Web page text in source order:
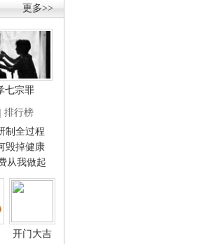
更多>>
七宗罪
| 排行榜
制全过程
毁掉健康
从我做起
开门大吉